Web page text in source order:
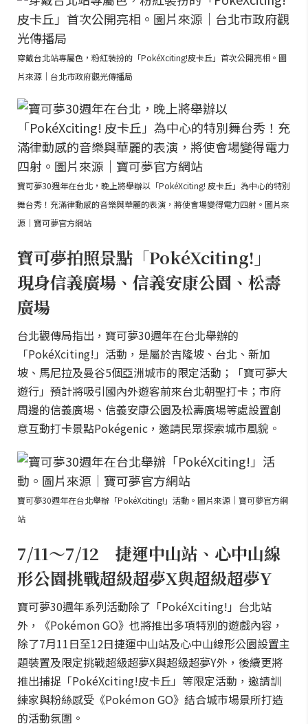
穿戴台北站專屬色，粉紅裝扮的「PokéXciting!皮卡丘」首次公開亮相。圖
片來源｜台北市政府觀光傳播局
寶可夢30週年在台北，晚上將舉辦以「PokéXciting! 皮卡丘」為中心的特別
舞台秀！充滿律動感的音樂與華麗的表演，將使會場變得電力四射。圖片來
源｜寶可夢官方網站
寶可夢拍照景點「PokéXciting!」
現身信義廣場、信義安康公園、松壽
廣場
台北觀傳局指出，寶可夢30週年在台北舉辦的
「PokéXciting!」活動，是屬於吉隆坡、台北、新加
坡、馬尼拉及曼谷5個亞洲城市的限定活動；「寶可夢大
遊行」預計將吸引國內外遊客前來台北朝聖打卡；市府
周邊的信義廣場、信義安康公園及松壽廣場等處設置創
意互動打卡景點Pokégenic，邀請民眾探索城市風貌。
寶可夢30週年在台北舉辦「PokéXciting!」活動。圖片來源｜寶可夢官方網
站
7/11～7/12 捷運中山站、心中山線
形公園挑戰超級超夢X與超級超夢Y
寶可夢30週年系列活動除了「PokéXciting!」台北站
外，《Pokémon GO》也將推出多項特別的遊戲內容，
除了7月11日至12日捷運中山站及心中山線形公園設置主
題裝置及限定挑戰超級超夢X與超級超夢Y外，後續更將
推出捕捉「PokéXciting!皮卡丘」等限定活動，邀請訓
練家與粉絲感受《Pokémon GO》結合城市場景所打造
的活動氛圍。